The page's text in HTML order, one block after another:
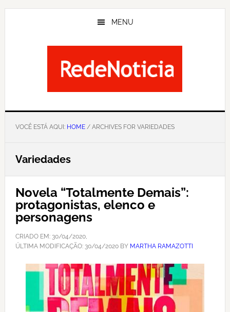
Skip
MENU
VOCÊ ESTÁ AQUI: HOME/ ARCHIVES FOR VARIEDADES
Variedades
Novela “Totalmente Demais”:
protagonistas, elenco e
personagens
CRIADO EM: 30/04/2020,
ÚLTIMA MODIFICAÇÃO: 30/04/2020BY MARTHA RAMAZOTTI